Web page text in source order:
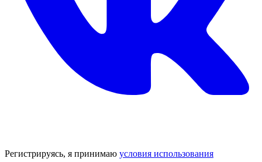
Регистрируясь, я принимаю условия использования